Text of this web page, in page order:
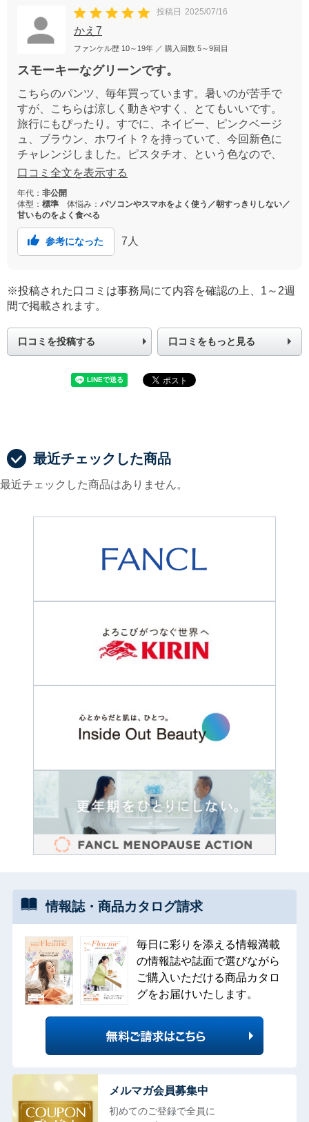
投稿日 2025/07/16
かえ7
ファンケル歴 10～19年 ／ 購入回数 5～9回目
スモーキーなグリーンです。
こちらのパンツ、毎年買っています。暑いのが苦手で
すが、こちらは涼しく動きやすく、とてもいいです。
旅行にもぴったり。すでに、ネイビー、ピンクベージ
ュ、ブラウン、ホワイト？を持っていて、今回新色に
チャレンジしました。ピスタチオ、という色なので、
届くまでドキドキでしたが、ややグリーン寄りのグレ
口コミ全文を表示する
年代： 非公開
体型： 標準 体悩み： パソコンやスマホをよく使う／朝すっきりしない／
甘いものをよく食べる
参考になった 7 人
※投稿された口コミは事務局にて内容を確認の上、1～2週
間で掲載されます。
口コミを投稿する 口コミをもっと見る
最近チェックした商品
最近チェックした商品はありません。
情報誌・ 商品カタログ請求
毎日に彩りを添える情報満載
の情報誌や誌面で選びながら
ご購入いただける商品カタロ
グをお届けいたします。
メルマガ会員募集中
初めてのご登録で全員に